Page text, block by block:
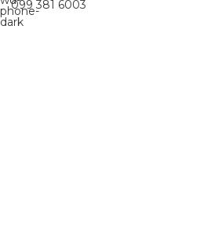
099 381 6003